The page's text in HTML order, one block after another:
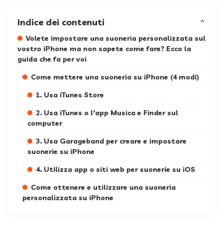
Indice dei contenuti
Volete impostare una suoneria personalizzata sul
vostro iPhone ma non sapete come fare? Ecco la
guida che fa per voi
Come mettere una suoneria su iPhone (4 modi)
1. Usa iTunes Store
2. Usa iTunes o l’app Musica e Finder sul
computer
3. Usa Garageband per creare e impostare
suonerie su iPhone
4. Utilizza app o siti web per suonerie su iOS
Come ottenere e utilizzare una suoneria
personalizzata su iPhone